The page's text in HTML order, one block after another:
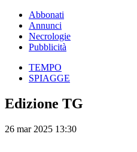
Abbonati
Annunci
Necrologie
Pubblicità
TEMPO
SPIAGGE
Edizione TG
26 mar 2025 13:30